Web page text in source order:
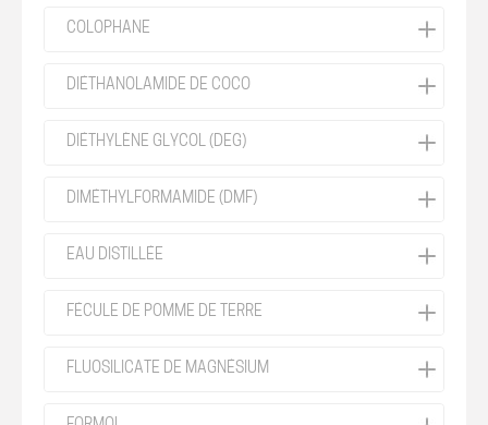
COLOPHANE
DIÉTHANOLAMIDE DE COCO
DIÉTHYLÈNE GLYCOL (DEG)
DIMÉTHYLFORMAMIDE (DMF)
EAU DISTILLÉE
FÉCULE DE POMME DE TERRE
FLUOSILICATE DE MAGNÉSIUM